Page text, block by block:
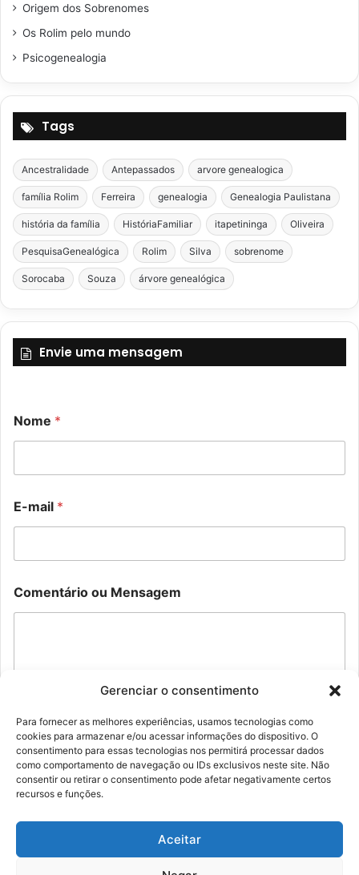
Gerenciar o consentimento
Para fornecer as melhores experiências, usamos tecnologias como
cookies para armazenar e/ou acessar informações do dispositivo. O
consentimento para essas tecnologias nos permitirá processar dados
como comportamento de navegação ou IDs exclusivos neste site. Não
consentir ou retirar o consentimento pode afetar negativamente certos
recursos e funções.
Aceitar
Origem dos Sobrenomes
Os Rolim pelo mundo
Psicogenealogia
Tags
Ancestralidade Antepassados arvore genealogica
família Rolim Ferreira genealogia Genealogia Paulistana
história da família HistóriaFamiliar itapetininga Oliveira
PesquisaGenealógica Rolim Silva sobrenome
Sorocaba Souza árvore genealógica
Envie uma mensagem
e
n
e
m
o
C
m
r
Nome *
u
o
E-mail *
Comentário ou Mensagem
Enviar